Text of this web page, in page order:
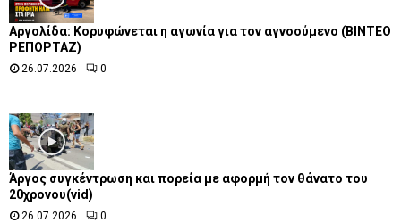
Αργολίδα: Κορυφώνεται η αγωνία για τον αγνοούμενο (ΒΙΝΤΕΟ
ΡΕΠΟΡΤΑΖ)
26.07.2026 0
Άργος συγκέντρωση και πορεία με αφορμή τον θάνατο του
20χρονου(vid)
26.07.2026 0